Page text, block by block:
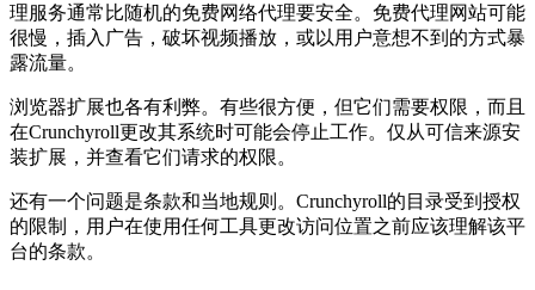
理服务通常比随机的免费网络代理要安全。免费代理网站可能
很慢，插入广告，破坏视频播放，或以用户意想不到的方式暴
露流量。
浏览器扩展也各有利弊。有些很方便，但它们需要权限，而且
在Crunchyroll更改其系统时可能会停止工作。仅从可信来源安
装扩展，并查看它们请求的权限。
还有一个问题是条款和当地规则。Crunchyroll的目录受到授权
的限制，用户在使用任何工具更改访问位置之前应该理解该平
台的条款。